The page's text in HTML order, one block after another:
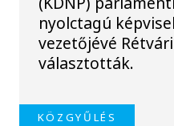
nyolctagú
vezetőjévé
választották.
KÖZGYŰLÉS